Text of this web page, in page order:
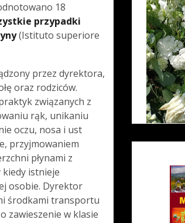
18
przypadki
(Istituto superiore
przez dyrektora,
oraz rodziców.
związanych z
rąk, unikaniu
oczu, nosa i ust
przyjmowaniem
płynami z
istnieje
osobie. Dyrektor
środkami transportu
zawieszenie w klasie